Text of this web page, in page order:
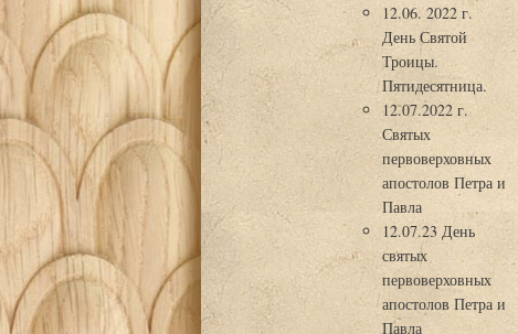
12.06. 2022 г.
День Святой
Троицы.
Пятидесятница.
12.07.2022 г.
Святых
первоверховных
апостолов Петра и
Павла
12.07.23 День
святых
первоверховных
апостолов Петра и
Павла